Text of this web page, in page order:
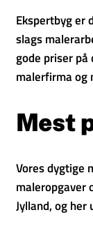
Ekspertbyg er
slags
gode priser
malerfirma og
Mest
Vores dygtige
maleropgaver
Jylland, og